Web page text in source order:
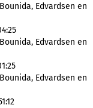
Edvardsen en
Edvardsen en
Edvardsen en